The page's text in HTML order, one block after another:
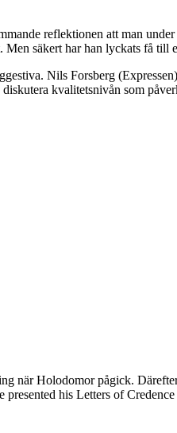
reflektionen att man
Men säkert har han lyckats få till
Nils Forsberg
kvalitetsnivån som
när Holodomor pågick.
his Letters of